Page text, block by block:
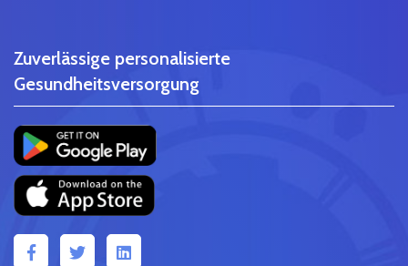
Zuverlässige personalisierte
Gesundheitsversorgung